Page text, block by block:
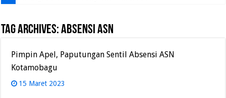
Tag Archives:Absensi ASN
Pimpin Apel, Paputungan Sentil Absensi ASN
Kotamobagu
15 Maret 2023